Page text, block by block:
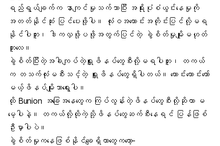
ရည်ရွယ်ချက်က နာကျင်မှုသက်သာပြီး အရိုးပုံစံယွင်းနေမှုကို
အတတ်နိုင်ဆုံး ပြင်ပေးဖို့ပါ။ လုံးဝအကောင်းအတိုင်းပြင်လို့မရ
နိုင်ပါဘူး၊ ဒါကလှဖို့ပဖို့အတွက်ပြင်တဲ့ ခွဲစိတ်မှုမျိုးမဟုတ်
ဘူးလေ။
ခွဲစိတ်ပြီးတဲ့အခါကျပ်တဲ့ရှူးဖိနပ်တွေစီးလို့မရပါဘူး၊ တကယ်
က တသက်လုံးမစီးသင့်တဲ့ ရှူးဖိနပ်တွေရှိပါတယ်။ ကောင်းကောင်းတော်
မယ့်ဖိနပ်မျိုးသာရွေးပါ။
ထို Bunion အခြေအနေတွေက ကြပ်လွန်းတဲ့ဖိနပ်တွေစီးလို့ဆိုတာ မ
မေ့ပါနဲ့။ တကယ်လို့ထိုကဲ့သို့ဖိနပ်တွေဆက်စီးနေရင် ပြန်ဖြစ်
ဦးမှာပါပဲ။
ခွဲစိတ်မှုကနေဖြစ်နိုင်ချေရှိတာတွေကတော့-